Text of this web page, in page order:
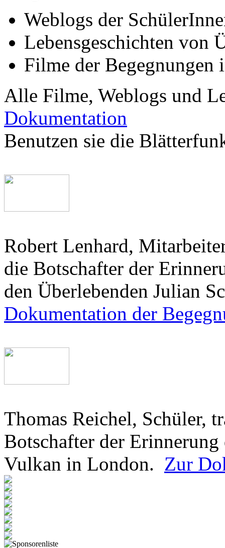
Weblogs der
Lebensgeschichten von
Filme der Begegnungen
Alle Filme, Weblogs und
Dokumentation
Benutzen sie die
Robert Lenhard,
die Botschafter der
den Überlebenden Julian
Dokumentation der
Thomas Reichel, Schüler,
Botschafter der Erinnerung
Vulkan in London. Zur